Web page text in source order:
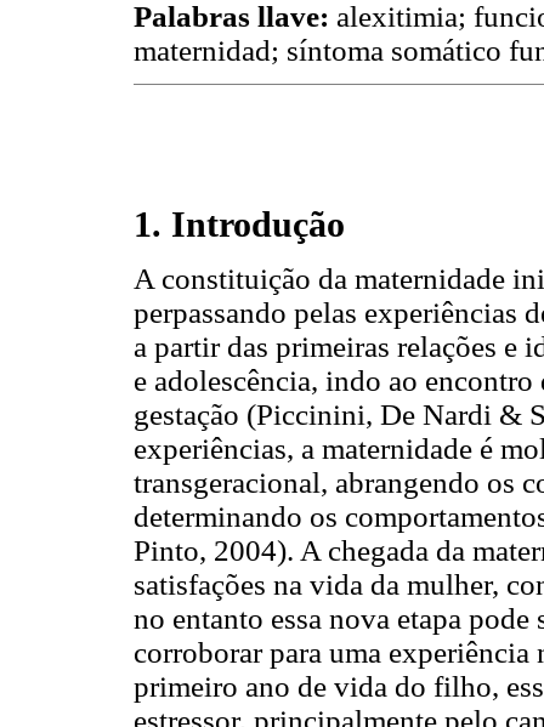
Palabras llave: alexitimia;
maternidad; síntoma somático
1. Introdução
A constituição da maternidade
perpassando pelas experiências
a partir das primeiras relações e
e adolescência, indo ao
gestação (Piccinini, De Nardi &
experiências, a maternidade é
transgeracional, abrangendo os
determinando os
Pinto, 2004). A chegada da
satisfações na vida da mulher,
no entanto essa nova etapa pode
corroborar para uma experiência
primeiro ano de vida do filho,